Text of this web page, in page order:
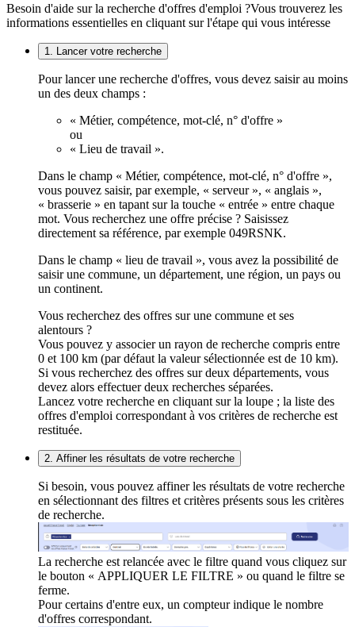
Besoin d'aide sur la recherche d'offres d'emploi ?Vous trouverez les
informations essentielles en cliquant sur l'étape qui vous intéresse
1. Lancer votre recherche
Pour lancer une recherche d'offres, vous devez saisir au moins
un des deux champs :
« Métier, compétence, mot-clé, n° d'offre »
ou
« Lieu de travail ».
Dans le champ « Métier, compétence, mot-clé, n° d'offre »,
vous pouvez saisir, par exemple, « serveur », « anglais »,
« brasserie » en tapant sur la touche « entrée » entre chaque
mot. Vous recherchez une offre précise ? Saisissez
directement sa référence, par exemple 049RSNK.
Dans le champ « lieu de travail », vous avez la possibilité de
saisir une commune, un département, une région, un pays ou
un continent.
Vous recherchez des offres sur une commune et ses
alentours ?
Vous pouvez y associer un rayon de recherche compris entre
0 et 100 km (par défaut la valeur sélectionnée est de 10 km).
Si vous recherchez des offres sur deux départements, vous
devez alors effectuer deux recherches séparées.
Lancez votre recherche en cliquant sur la loupe ; la liste des
offres d'emploi correspondant à vos critères de recherche est
restituée.
2. Affiner les résultats de votre recherche
Si besoin, vous pouvez affiner les résultats de votre recherche
en sélectionnant des filtres et critères présents sous les critères
de recherche.
La recherche est relancée avec le filtre quand vous cliquez sur
le bouton « APPLIQUER LE FILTRE » ou quand le filtre se
ferme.
Pour certains d'entre eux, un compteur indique le nombre
d'offres correspondant.